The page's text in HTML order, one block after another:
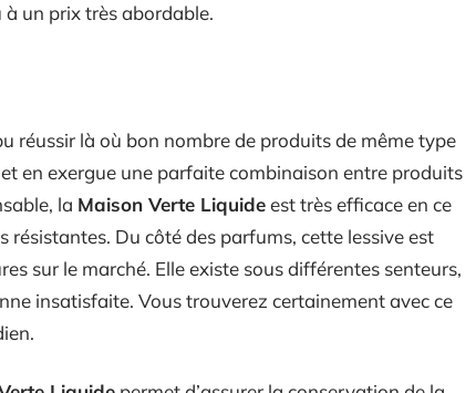
un prix très abordable.
réussir là où bon nombre de produits de même type
en exergue une parfaite combinaison entre produits
la Maison Verte Liquideest très efficace en ce
résistantes. Du côté des parfums, cette lessive est
sur le marché. Elle existe sous différentes senteurs,
insatisfaite. Vous trouverez certainement avec ce